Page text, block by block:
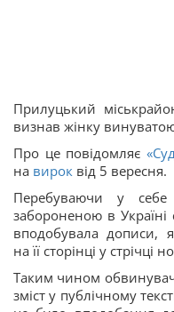
Прилуцький
визнав жінку винуватою
Про це повідомляє
на вирок від 5 вересня.
Перебуваючи у себе
забороненою в
вподобувала дописи,
на її сторінці у стрічці
Таким чином
зміст у публічному